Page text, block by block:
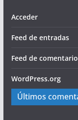
Acceder
Feed de entradas
Feed de
WordPress.org
Últimos